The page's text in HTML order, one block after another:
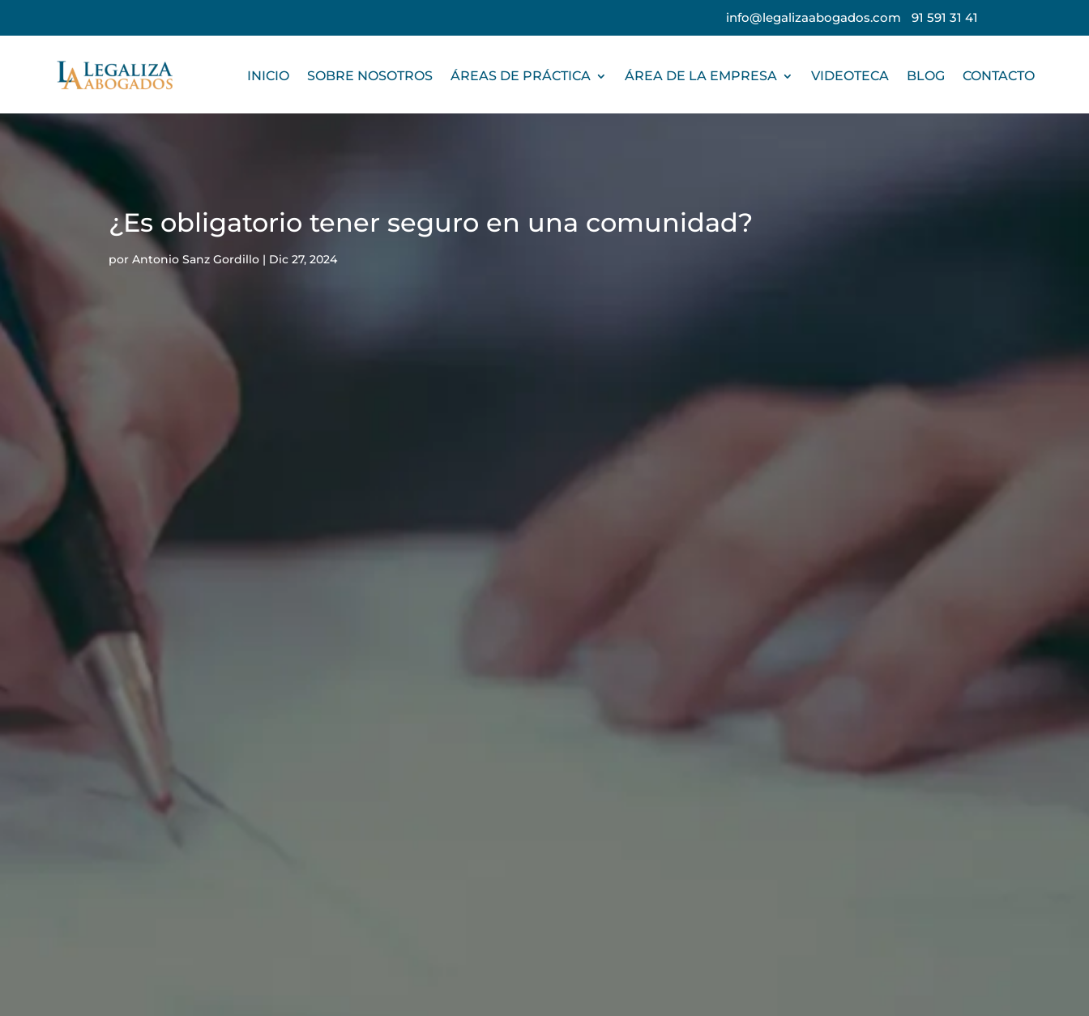
info@legalizaabogados.com 91 591 31 41
INICIO SOBRE NOSOTROS ÁREAS DE PRÁCTICA ÁREA DE LA EMPRESA VIDEOTECA BLOG CONTACTO
¿Es obligatorio tener seguro en una comunidad?
porAntonio Sanz Gordillo | Dic 27, 2024